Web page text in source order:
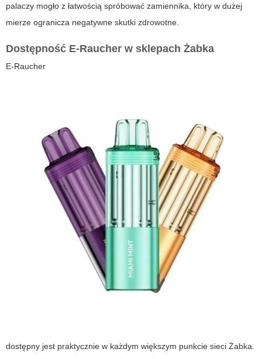
palaczy mogło z łatwością spróbować zamiennika, który w dużej
mierze ogranicza negatywne skutki zdrowotne.
Dostępność E-Raucher w sklepach Żabka
E-Raucher
dostępny jest praktycznie w każdym większym punkcie sieci Żabka.